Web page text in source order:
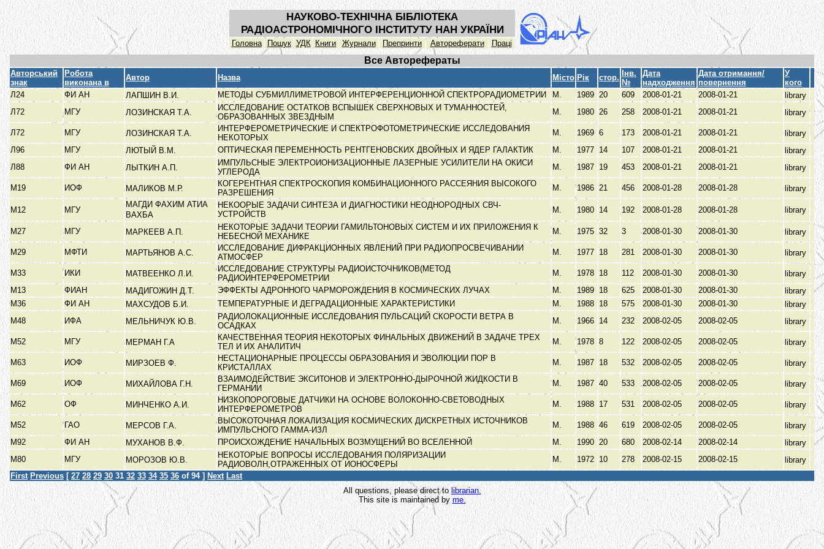
НАУКОВО-ТЕХНІЧНА БІБЛІОТЕКА
РАДІОАСТРОНОМІЧНОГО ІНСТИТУТУ НАН УКРАЇНИ
Головна Пошук УДК Книги Журнали Препринти Автореферати Праці
Все Авторефераты
Авторський
знак
Робота
виконана в
Автор Назва Місто Рік стор.
Інв.
№
Дата
надходження
Дата отримання/
повернення
У
кого
Л24
ФИ АН ЛАПШИН В.И. МЕТОДЫ СУБМИЛЛИМЕТРОВОЙ ИНТЕРФЕРЕНЦИОННОЙ СПЕКТРОРАДИОМЕТРИИ М. 1989 20 609 2008-01-21 2008-01-21
library
Л72
МГУ ЛОЗИНСКАЯ Т.А.
ИССЛЕДОВАНИЕ ОСТАТКОВ ВСПЫШЕК СВЕРХНОВЫХ И ТУМАННОСТЕЙ,
ОБРАЗОВАННЫХ ЗВЕЗДНЫМ
М. 1980 26 258 2008-01-21 2008-01-21 library
Л72 МГУ ЛОЗИНСКАЯ Т.А.
ИНТЕРФЕРОМЕТРИЧЕСКИЕ И СПЕКТРОФОТОМЕТРИЧЕСКИЕ ИССЛЕДОВАНИЯ
НЕКОТОРЫХ
М. 1969 6 173 2008-01-21 2008-01-21
library
Л96
МГУ ЛЮТЫЙ В.М. ОПТИЧЕСКАЯ ПЕРЕМЕННОСТЬ РЕНТГЕНОВСКИХ ДВОЙНЫХ И ЯДЕР ГАЛАКТИК М. 1977 14 107 2008-01-21 2008-01-21
library
Л88
ФИ АН ЛЫТКИН А.П.
ИМПУЛЬСНЫЕ ЭЛЕКТРОИОНИЗАЦИОННЫЕ ЛАЗЕРНЫЕ УСИЛИТЕЛИ НА ОКИСИ
УГЛЕРОДА
М. 1987 19 453 2008-01-21 2008-01-21 library
М19 ИОФ МАЛИКОВ М.Р.
КОГЕРЕНТНАЯ СПЕКТРОСКОПИЯ КОМБИНАЦИОННОГО РАССЕЯНИЯ ВЫСОКОГО
РАЗРЕШЕНИЯ
М. 1986 21 456 2008-01-28 2008-01-28 library
М12 МГУ
МАГДИ ФАХИМ АТИА
ВАХБА
НЕКООРЫЕ ЗАДАЧИ СИНТЕЗА И ДИАГНОСТИКИ НЕОДНОРОДНЫХ СВЧ-
УСТРОЙСТВ
М. 1980 14 192 2008-01-28 2008-01-28 library
М27 МГУ МАРКЕЕВ А.П.
НЕКОТОРЫЕ ЗАДАЧИ ТЕОРИИ ГАМИЛЬТОНОВЫХ СИСТЕМ И ИХ ПРИЛОЖЕНИЯ К
НЕБЕСНОЙ МЕХАНИКЕ
М. 1975 32 3 2008-01-30 2008-01-30 library
М29 МФТИ МАРТЬЯНОВ А.С.
ИССЛЕДОВАНИЕ ДИФРАКЦИОННЫХ ЯВЛЕНИЙ ПРИ РАДИОПРОСВЕЧИВАНИИ
АТМОСФЕР
М. 1977 18 281 2008-01-30 2008-01-30 library
М33 ИКИ МАТВЕЕНКО Л.И.
ИССЛЕДОВАНИЕ СТРУКТУРЫ РАДИОИСТОЧНИКОВ(МЕТОД
РАДИОИНТЕРФЕРОМЕТРИИ
М. 1978 18 112 2008-01-30 2008-01-30
library
М13
ФИАН МАДИГОЖИН Д.Т. ЭФФЕКТЫ АДРОННОГО ЧАРМОРОЖДЕНИЯ В КОСМИЧЕСКИХ ЛУЧАХ М. 1989 18 625 2008-01-30 2008-01-30
library
М36
ФИ АН МАХСУДОВ Б.И. ТЕМПЕРАТУРНЫЕ И ДЕГРАДАЦИОННЫЕ ХАРАКТЕРИСТИКИ М. 1988 18 575 2008-01-30 2008-01-30
library
М48
ИФА МЕЛЬНИЧУК Ю.В.
РАДИОЛОКАЦИОННЫЕ ИССЛЕДОВАНИЯ ПУЛЬСАЦИЙ СКОРОСТИ ВЕТРА В
ОСАДКАХ
М. 1966 14 232 2008-02-05 2008-02-05 library
М52 МГУ МЕРМАН Г.А
КАЧЕСТВЕННАЯ ТЕОРИЯ НЕКОТОРЫХ ФИНАЛЬНЫХ ДВИЖЕНИЙ В ЗАДАЧЕ ТРЕХ
ТЕЛ И ИХ АНАЛИТИЧ
М. 1978 8 122 2008-02-05 2008-02-05 library
М63 ИОФ МИРЗОЕВ Ф.
НЕСТАЦИОНАРНЫЕ ПРОЦЕССЫ ОБРАЗОВАНИЯ И ЭВОЛЮЦИИ ПОР В
КРИСТАЛЛАХ
М. 1987 18 532 2008-02-05 2008-02-05 library
М69 ИОФ МИХАЙЛОВА Г.Н.
ВЗАИМОДЕЙСТВИЕ ЭКСИТОНОВ И ЭЛЕКТРОННО-ДЫРОЧНОЙ ЖИДКОСТИ В
ГЕРМАНИИ
М. 1987 40 533 2008-02-05 2008-02-05 library
М62 ОФ МИНЧЕНКО А.И.
НИЗКОПОРОГОВЫЕ ДАТЧИКИ НА ОСНОВЕ ВОЛОКОННО-СВЕТОВОДНЫХ
ИНТЕРФЕРОМЕТРОВ
М. 1988 17 531 2008-02-05 2008-02-05 library
М52 ГАО МЕРСОВ Г.А.
ВЫСОКОТОЧНАЯ ЛОКАЛИЗАЦИЯ КОСМИЧЕСКИХ ДИСКРЕТНЫХ ИСТОЧНИКОВ
ИМПУЛЬСНОГО ГАММА-ИЗЛ
М. 1988 46 619 2008-02-05 2008-02-05
library
М92
ФИ АН МУХАНОВ В.Ф. ПРОИСХОЖДЕНИЕ НАЧАЛЬНЫХ ВОЗМУЩЕНИЙ ВО ВСЕЛЕННОЙ М. 1990 20 680 2008-02-14 2008-02-14
library
М80
МГУ МОРОЗОВ Ю.В.
НЕКОТОРЫЕ ВОПРОСЫ ИССЛЕДОВАНИЯ ПОЛЯРИЗАЦИИ
РАДИОВОЛН,ОТРАЖЕННЫХ ОТ ИОНОСФЕРЫ
М. 1972 10 278 2008-02-15 2008-02-15
library
First Previous [ 27 28 29 30 31 32 33 34 35 36 of 94 ] Next Last
All questions, please direct tolibrarian.
This site is maintained by me.